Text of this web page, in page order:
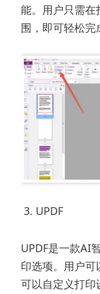
能。用户只需
围，即可轻松完
3. UPDF
UPDF是一款AI
印选项。用户
可以自定义打印